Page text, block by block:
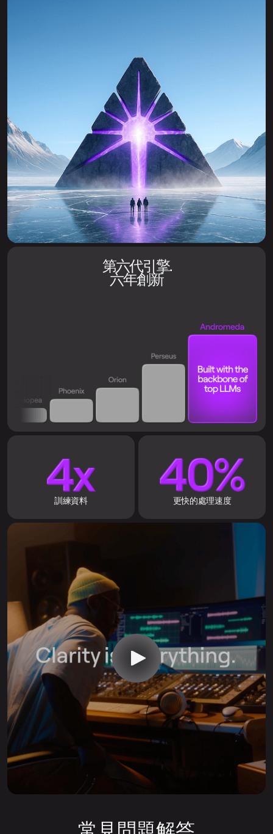
第六代引擎.
六年創新
訓練資料 更快的處理速度